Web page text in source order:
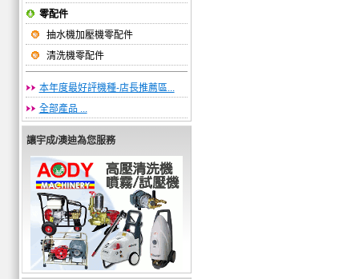
零配件
抽水機加壓機零配件
清洗機零配件
本年度最好評機種-店長推薦區...
全部產品 ...
讓宇成/澳迪為您服務